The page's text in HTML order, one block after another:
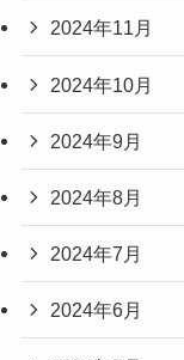
2024年11月
2024年10月
2024年9月
2024年8月
2024年7月
2024年6月